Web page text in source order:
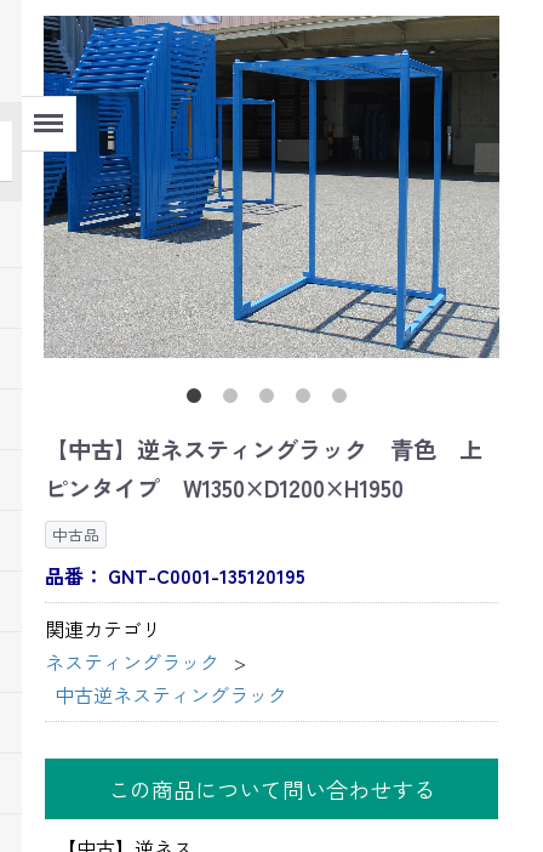
Menu
【中古】逆ネスティングラック 青色 上
ピンタイプ W1350×D1200×H1950
中古品
品番： GNT-C0001-135120195
関連カテゴリ
ネスティングラック
中古逆ネスティングラック
この商品について問い合わせする